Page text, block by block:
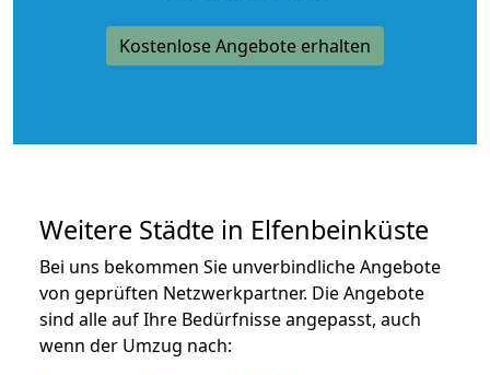
Kostenlose Angebote erhalten
Weitere Städte in Elfenbeinküste
Bei uns bekommen Sie unverbindliche Angebote
von geprüften Netzwerkpartner. Die Angebote
sind alle auf Ihre Bedürfnisse angepasst, auch
wenn der Umzug nach: